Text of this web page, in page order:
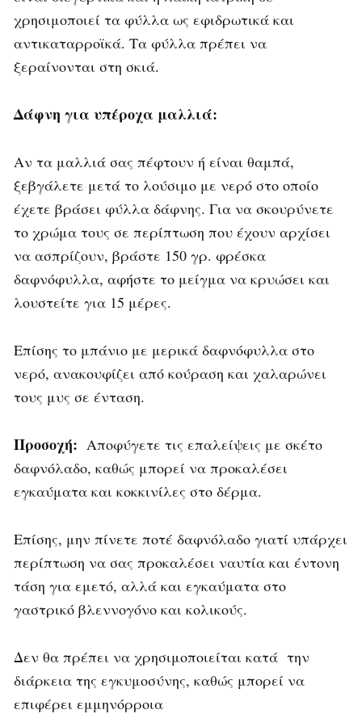
χρησιμοποιεί τα φύλλα ως εφιδρωτικά και
αντικαταρροϊκά. Τα φύλλα πρέπει να
ξεραίνονται στη σκιά.
Δάφνη για υπέροχα μαλλιά:
Αν τα μαλλιά σας πέφτουν ή είναι θαμπά,
ξεβγάλετε μετά το λούσιμο με νερό στο οποίο
έχετε βράσει φύλλα δάφνης. Για να σκουρύνετε
το χρώμα τους σε περίπτωση που έχουν αρχίσει
να ασπρίζουν, βράστε 150 γρ. φρέσκα
δαφνόφυλλα, αφήστε το μείγμα να κρυώσει και
λουστείτε για 15 μέρες.
Επίσης το μπάνιο με μερικά δαφνόφυλλα στο
νερό, ανακουφίζει από κούραση και χαλαρώνει
τους μυς σε ένταση.
Προσοχή: Αποφύγετε τις επαλείψεις με σκέτο
δαφνόλαδο, καθώς μπορεί να προκαλέσει
εγκαύματα και κοκκινίλες στο δέρμα.
Επίσης, μην πίνετε ποτέ δαφνόλαδο γιατί υπάρχει
περίπτωση να σας προκαλέσει ναυτία και έντονη
τάση για εμετό, αλλά και εγκαύματα στο
γαστρικό βλεννογόνο και κολικούς.
Δεν θα πρέπει να χρησιμοποιείται κατά την
διάρκεια της εγκυμοσύνης, καθώς μπορεί να
επιφέρει εμμηνόρροια